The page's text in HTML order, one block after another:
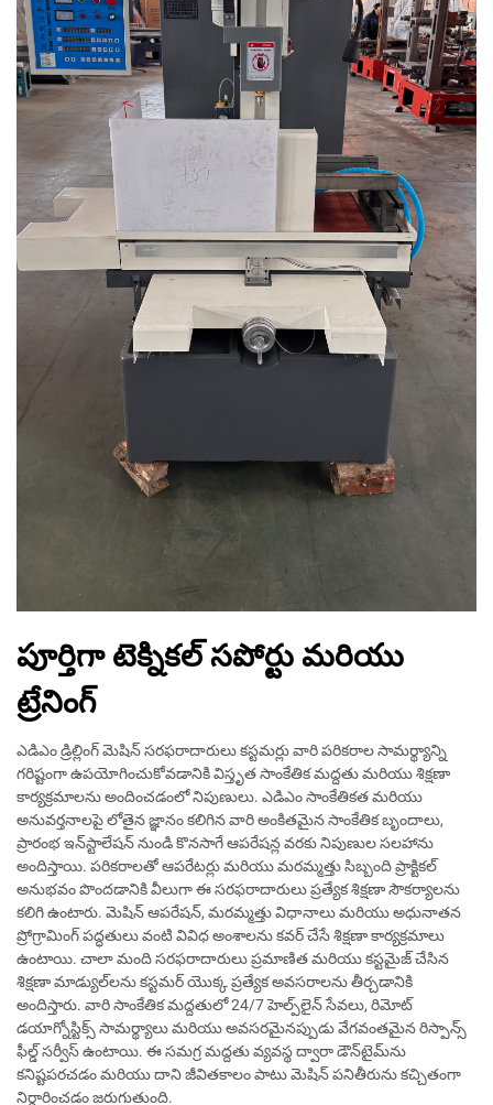
పూర్తిగా టెక్నికల్ సపోర్టు మరియు
ట్రేనింగ్
ఎడిఎం డ్రిల్లింగ్ మెషిన్ సరఫరాదారులు కస్టమర్లు వారి పరికరాల సామర్థ్యాన్ని
గరిష్టంగా ఉపయోగించుకోవడానికి విస్తృత సాంకేతిక మద్దతు మరియు శిక్షణా
కార్యక్రమాలను అందించడంలో నిపుణులు. ఎడిఎం సాంకేతికత మరియు
అనువర్తనాలపై లోతైన జ్ఞానం కలిగిన వారి అంకితమైన సాంకేతిక బృందాలు,
ప్రారంభ ఇన్‌స్టాలేషన్ నుండి కొనసాగే ఆపరేషన్ల వరకు నిపుణుల సలహాను
అందిస్తాయి. పరికరాలతో ఆపరేటర్లు మరియు మరమ్మత్తు సిబ్బంది ప్రాక్టికల్
అనుభవం పొందడానికి వీలుగా ఈ సరఫరాదారులు ప్రత్యేక శిక్షణా సౌకర్యాలను
కలిగి ఉంటారు. మెషిన్ ఆపరేషన్, మరమ్మత్తు విధానాలు మరియు అధునాతన
ప్రోగ్రామింగ్ పద్ధతులు వంటి వివిధ అంశాలను కవర్ చేసే శిక్షణా కార్యక్రమాలు
ఉంటాయి. చాలా మంది సరఫరాదారులు ప్రమాణిత మరియు కస్టమైజ్ చేసిన
శిక్షణా మాడ్యుల్‌లను కస్టమర్ యొక్క ప్రత్యేక అవసరాలను తీర్చడానికి
అందిస్తారు. వారి సాంకేతిక మద్దతులో 24/7 హెల్ప్‌లైన్ సేవలు, రిమోట్
డయాగ్నోస్టిక్స్ సామర్థ్యాలు మరియు అవసరమైనప్పుడు వేగవంతమైన రిస్పాన్స్
ఫీల్డ్ సర్వీస్ ఉంటాయి. ఈ సమగ్ర మద్దతు వ్యవస్థ ద్వారా డౌన్‌టైమ్‌ను
కనిష్టపరచడం మరియు దాని జీవితకాలం పాటు మెషిన్ పనితీరును కచ్చితంగా
నిర్ధారించడం జరుగుతుంది.